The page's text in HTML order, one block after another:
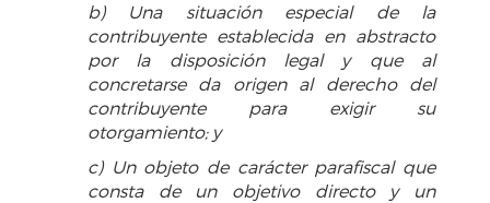
b) Una situación especial de la
contribuyente establecida en abstracto
por la disposición legal y que al
concretarse da origen al derecho del
contribuyente para exigir su
otorgamiento; y
c) Un objeto de carácter parafiscal que
consta de un objetivo directo y un